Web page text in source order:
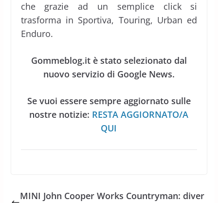
che grazie ad un semplice click si
trasforma in Sportiva, Touring, Urban ed
Enduro.
Gommeblog.it è stato selezionato dal
nuovo servizio di Google News.
Se vuoi essere sempre aggiornato sulle
nostre notizie: RESTA AGGIORNATO/A
QUI
MINI John Cooper Works Countryman: diver